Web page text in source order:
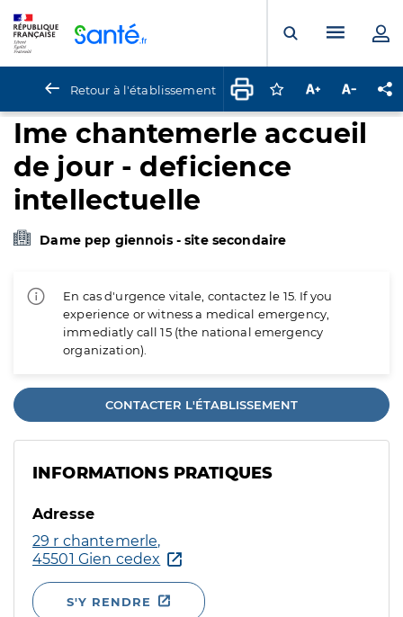
Ouvrir laMenu
Retour à l'établissement Connectez-vous
Augmenter la
Ime chantemerle accueil
de jour - deficience
intellectuelle
Dame pep giennois - site secondaire
En cas d'urgence vitale, contactez le 15. If you
experience or witness a medical emergency,
immediatly call 15 (the national emergency
organization).
CONTACTER L'ÉTABLISSEMENT
INFORMATIONS PRATIQUES
Adresse
29 r chantemerle,
45501 Gien cedex
S'Y RENDRE